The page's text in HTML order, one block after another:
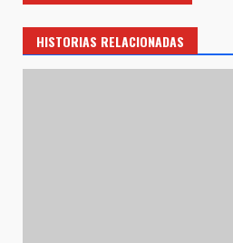
HISTORIAS RELACIONADAS